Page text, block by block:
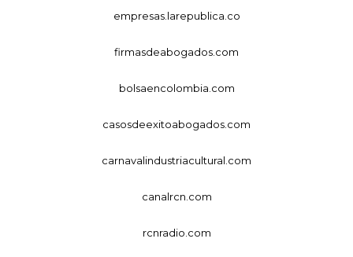
empresas.larepublica.co
firmasdeabogados.com
bolsaencolombia.com
casosdeexitoabogados.com
carnavalindustriacultural.com
canalrcn.com
rcnradio.com